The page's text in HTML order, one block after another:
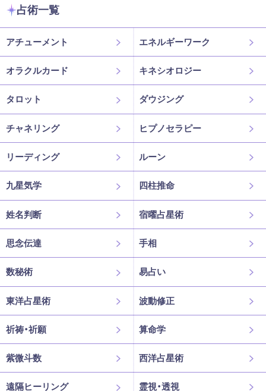
占術一覧
アチューメント エネルギーワーク
オラクルカード キネシオロジー
タロット ダウジング
チャネリング ヒプノセラピー
リーディング ルーン
九星気学 四柱推命
姓名判断 宿曜占星術
思念伝達 手相
数秘術 易占い
東洋占星術 波動修正
祈祷・祈願 算命学
紫微斗数 西洋占星術
遠隔ヒーリング 霊視・透視